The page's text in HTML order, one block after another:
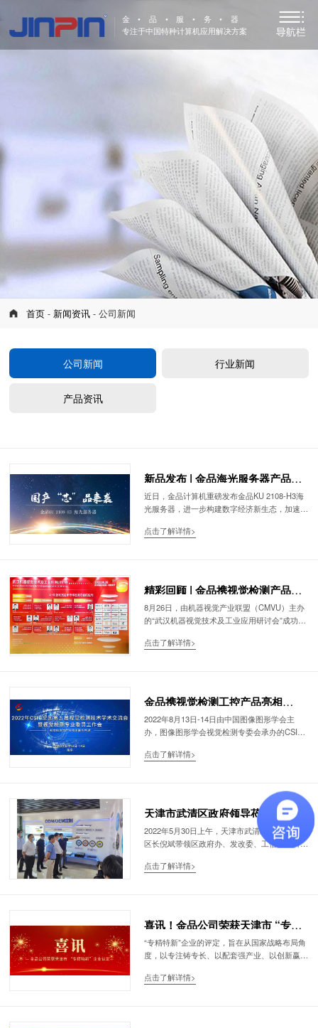
金•品•服•务•器
专注于中国特种计算机应用解决方案
首页 - 新闻资讯- 公司新闻
公司新闻 行业新闻
产品资讯
新品发布 | 金品海光服务器产品重
磅上线！
近日，金品计算机重磅发布金品KU 2108-H3海
光服务器，进一步构建数字经济新生态，加速产
点击了解详情>
精彩回顾 | 金品携视觉检测产品亮
相武汉机器视觉技术及工业应用研
讨会
8月26日，由机器视觉产业联盟（CMVU）主办
的“武汉机器视觉技术及工业应用研讨会”成功举
了机器视觉技术在半导体行业检测的解决方案。
点击了解详情>
金品携视觉检测工控产品亮相
CSIG全国第五届视觉检测技术学
术交流会
2022年8月13日-14日由中国图像图形学会主
办，图像图形学会视觉检测专委会承办的CSIG
朝古都南京召开。本次会议主题为 “视觉检测与
点击了解详情>
天津市武清区政府领导莅临金品公
司调研指导
2022年5月30日上午，天津市武清区委副书记、
区长倪斌带领区政府办、发改委、工信局、科技
算机科技（天津）有限公司参观指导工作。金品
点击了解详情>
喜讯！金品公司荣获天津市 “专精
特新”企业认定
“专精特新”企业的评定，旨在从国家战略布局角
度，以专注铸专长、以配套强产业、以创新赢市
术上实现创新引领，打好关键核心技术攻坚战、
点击了解详情>